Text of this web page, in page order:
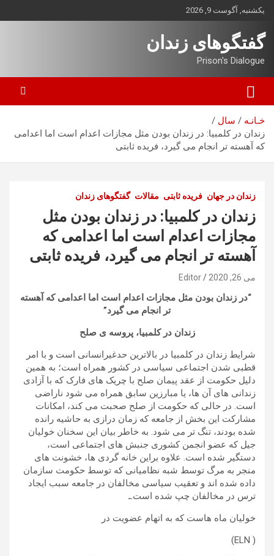
بروید
یکشنبه, آگوست 9, 2026
گفتگوهای زندان
Prison's Dialogue
خـانـه
سال
زندان در کلمبیا: در زندان بودن مثل مجازات اعدام است اما اعدامی
که آهسته تر انجام می گیرد، فریده ثابتی
زندان در جهان فریده ثابتی مقالات گفتگوهای زندان
زندان در کلمبیا: در زندان بودن مثل
مجازات اعدام است اما اعدامی که
آهسته تر انجام می گیرد، فریده ثابتی
می 26, 2020 Editor
“در زندان بودن مثل مجازات اعدام است اما اعدامی که آهسته
تر انجام می گیرد”
زندان در کلمبیا، پروسه ی صلح
شرایط زندان در کلمبیا در بالاترین حدغیرانسانی است و با امر
قطبی شدن اجتماعی سیاسی در کشور همراه است؛ به همین
دلیل حکومت از عقد پیمان صلح با چریک های فارک که با آزادی
زندانی های آن ها، یا مبارزین سابق همراه می شود ناراضی
است. در حالی که حکومت از صلح صحبت می کند، امکانات
مشارکت این بخش از جامعه که زمان درازی به حاشیه رانده
شده بودند، تنگ تر می شود. به خاطر بیان این سخنان خولیان
جیل که عضو انجمن کشوری جنبش های اجتماعی است،
دستگیر شده است. علاوه براین خانه گردی ها، خشونت های
منجر به مرگ توسط شبه نظامیانی که توسط حکومت سازمان
داده شده اند و تعقیب سیاسی مخالفان در جامعه سبب ایجاد
ترس در مخالفان چپ شده است.ـ
خولیان ماه هاست که به اتهام عضویت در
( ELN)